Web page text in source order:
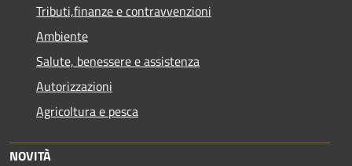
Tributi,finanze e contravvenzioni
Ambiente
Salute, benessere e assistenza
Autorizzazioni
Agricoltura e pesca
NOVITÀ